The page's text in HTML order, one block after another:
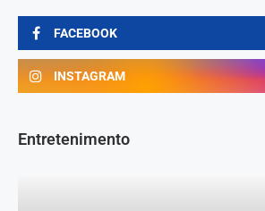
FACEBOOK
INSTAGRAM
Entretenimento